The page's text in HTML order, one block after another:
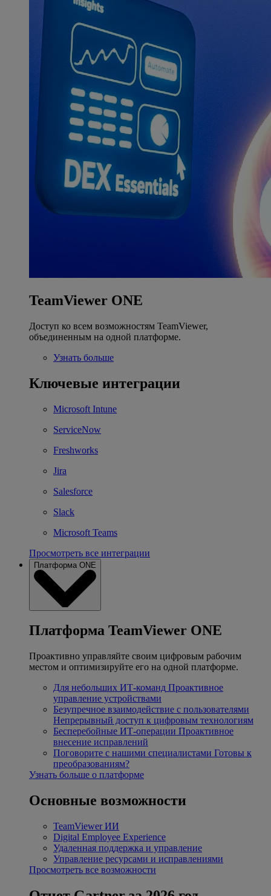
TeamViewer ONE
Доступ ко всем возможностям TeamViewer,
объединенным на одной платформе.
Узнать больше
Ключевые интеграции
Microsoft Intune
ServiceNow
Freshworks
Jira
Salesforce
Slack
Microsoft Teams
Просмотреть все интеграции
Платформа ONE
Платформа TeamViewer ONE
Проактивно управляйте своим цифровым рабочим
местом и оптимизируйте его на одной платформе.
Для небольших ИТ-команд Проактивное
управление устройствами
Безупречное взаимодействие с пользователями
Непрерывный доступ к цифровым технологиям
Бесперебойные ИТ-операции Проактивное
внесение исправлений
Поговорите с нашими специалистами Готовы к
преобразованиям?
Узнать больше о платформе
Основные возможности
TeamViewer ИИ
Digital Employee Experience
Удаленная поддержка и управление
Управление ресурсами и исправлениями
Просмотреть все возможности